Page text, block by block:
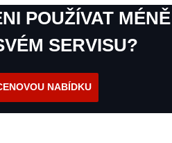
POUŽÍVAT MÉNĚ
SERVISU?
NABÍDKU